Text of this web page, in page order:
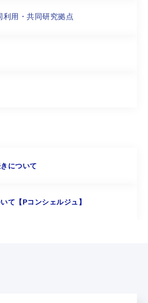
利用・共同研究拠点
について
て 【Pコンシェルジュ】